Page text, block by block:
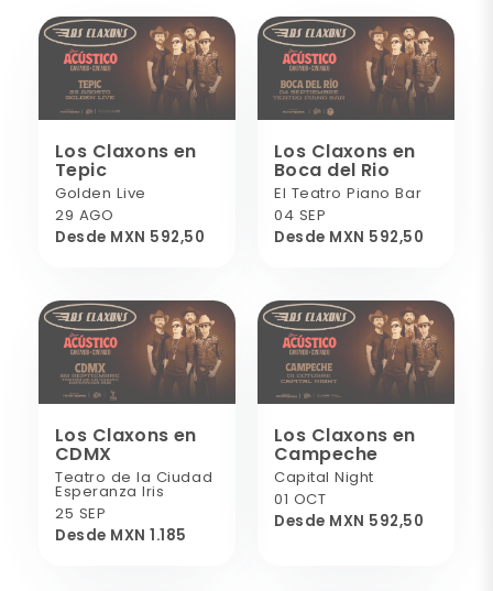
Los Claxons en
Tepic
Golden Live
29 AGO
Desde MXN 592,50
Los Claxons en
Boca del Rio
El Teatro Piano Bar
04 SEP
Desde MXN 592,50
Los Claxons en
CDMX
Teatro de la Ciudad
Esperanza Iris
25 SEP
Desde MXN 1.185
Los Claxons en
Campeche
Capital Night
01 OCT
Desde MXN 592,50